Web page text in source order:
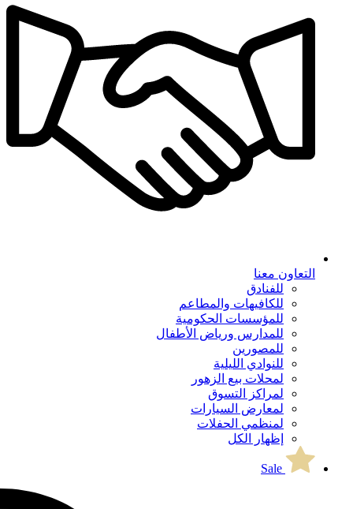
التعاون معنا
للفنادق
للكافيهات والمطاعم
للمؤسسات الحكومية
للمدارس ورياض الأطفال
للمصورين
للنوادي الليلية
لمحلات بيع الزهور
لمراكز التسوق
لمعارض السيارات
لمنظمي الحفلات
إظهار الكل